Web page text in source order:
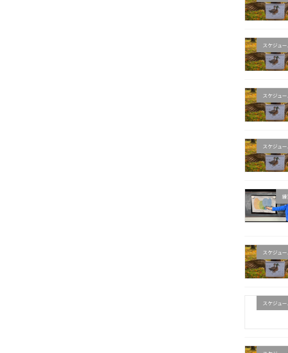
スケジュ
スケジュー
スケジュ
練
スケジュー
スケジュ